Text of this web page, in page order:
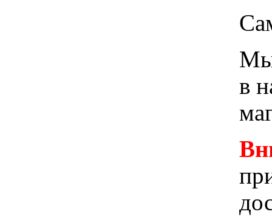
Мы
в